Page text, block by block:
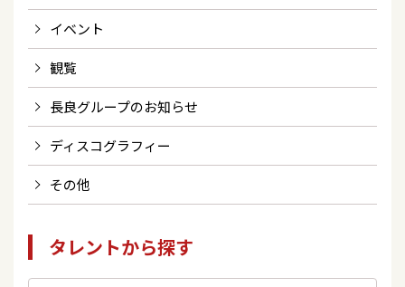
イベント
観覧
長良グループのお知らせ
ディスコグラフィー
その他
タレントから探す